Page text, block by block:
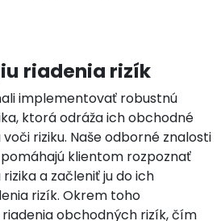
riadenia rizík
implementovať robustnú
ktorá odráža ich obchodné
riziku. Naše odborné znalosti
klientom rozpoznať
a začleniť ju do ich
rizík. Okrem toho
obchodných rizík, čím